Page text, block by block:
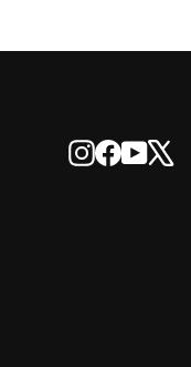
Instagram
Facebook